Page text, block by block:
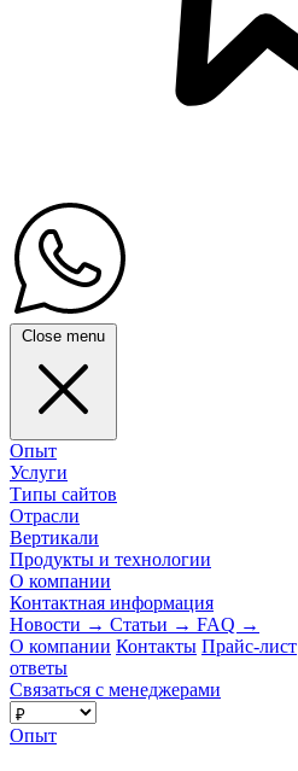
Close menu
Опыт
Услуги
Типы сайтов
Отрасли
Вертикали
Продукты и технологии
О компании
Контактная информация
Новости → Статьи → FAQ →
О компании Контакты Прайс-лист
ответы
Связаться с менеджерами
Опыт